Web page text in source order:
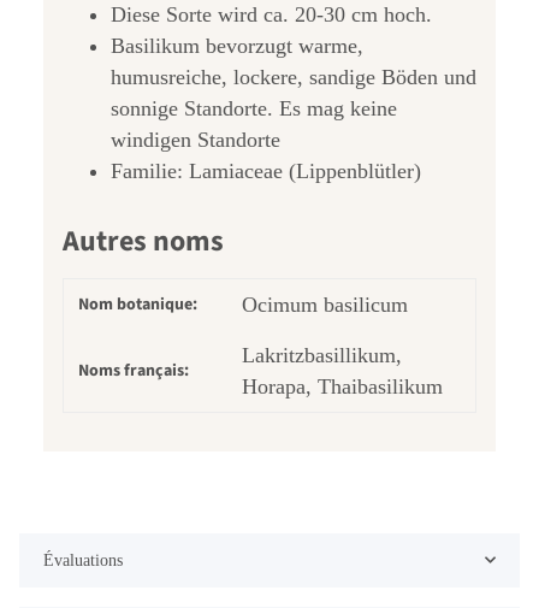
Diese Sorte wird ca. 20-30 cm hoch.
Basilikum bevorzugt warme,
humusreiche, lockere, sandige Böden und
sonnige Standorte. Es mag keine
windigen Standorte
Familie: Lamiaceae (Lippenblütler)
Autres noms
Nom botanique: Ocimum basilicum
Noms français:
Lakritzbasillikum,
Horapa, Thaibasilikum
Évaluations